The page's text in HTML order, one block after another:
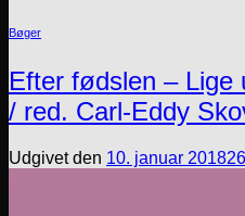
Bøger
Efter fødslen – Lige
/ red. Carl-Eddy
Udgivet den 10. januar 2018